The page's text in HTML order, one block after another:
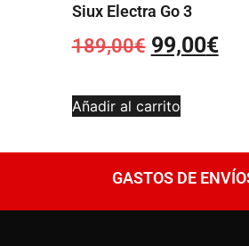
Siux Electra Go 3
189,00€ 99,00€
Añadir al carrito
GASTOS DE